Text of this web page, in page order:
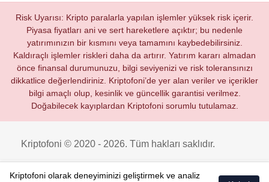
Risk Uyarısı: Kripto paralarla yapılan işlemler yüksek risk içerir.
Piyasa fiyatları ani ve sert hareketlere açıktır; bu nedenle
yatırımınızın bir kısmını veya tamamını kaybedebilirsiniz.
Kaldıraçlı işlemler riskleri daha da artırır. Yatırım kararı almadan
önce finansal durumunuzu, bilgi seviyenizi ve risk toleransınızı
dikkatlice değerlendiriniz. Kriptofoni’de yer alan veriler ve içerikler
bilgi amaçlı olup, kesinlik ve güncellik garantisi verilmez.
Doğabilecek kayıplardan Kriptofoni sorumlu tutulamaz.
Kriptofoni © 2020 - 2026. Tüm hakları saklıdır.
Kriptofoni olarak deneyiminizi geliştirmek ve analiz